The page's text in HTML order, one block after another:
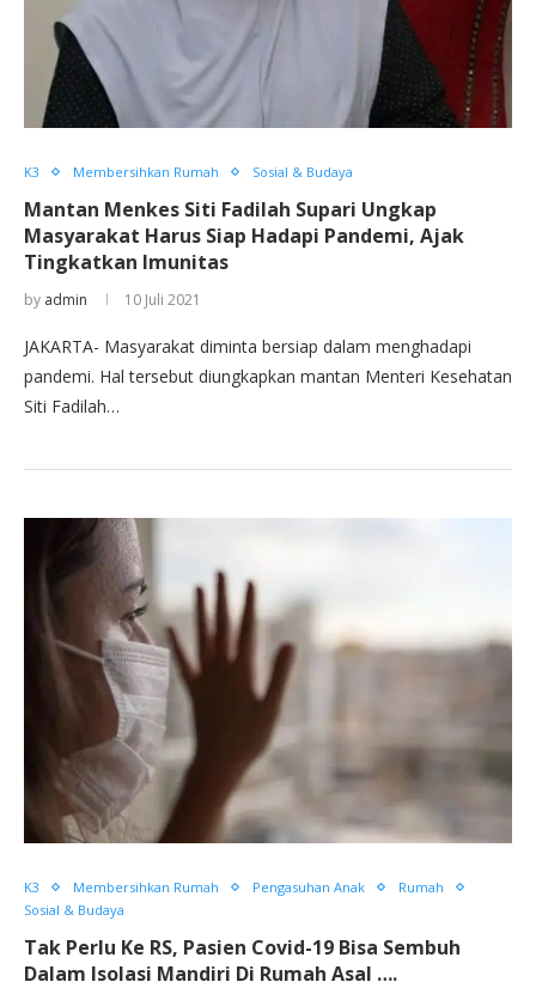
K3 Membersihkan Rumah Sosial & Budaya
Mantan Menkes Siti Fadilah Supari Ungkap
Masyarakat Harus Siap Hadapi Pandemi, Ajak
Tingkatkan Imunitas
by admin 10 Juli 2021
JAKARTA- Masyarakat diminta bersiap dalam menghadapi
pandemi. Hal tersebut diungkapkan mantan Menteri Kesehatan
Siti Fadilah…
K3 Membersihkan Rumah Pengasuhan Anak
Rumah
Sosial & Budaya
Tak Perlu Ke RS, Pasien Covid-19 Bisa Sembuh
Dalam Isolasi Mandiri Di Rumah Asal ….